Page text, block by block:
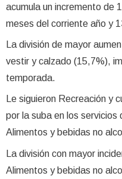
acumula un incremento de
meses del corriente año y
La división de mayor
vestir y calzado (15,7%),
temporada.
Le siguieron Recreación y
por la suba en los
Alimentos y bebidas no
La división con mayor
Alimentos y bebidas no